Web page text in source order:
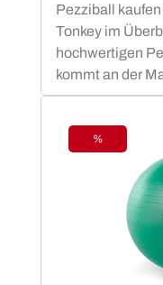
Pezziball
Tonkey im Überblick Wer
hochwertigen
kommt an der
vorbei. Der
Jahrzehnten
Erfolgsmarke
Sortiment:
Zuwachs in der
Die
Jahren am
damit konsequent
Rabatt
%